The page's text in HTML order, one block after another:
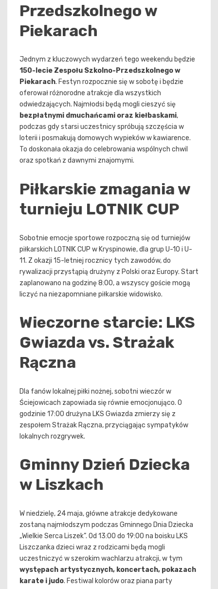
Przedszkolnego w
Piekarach
Jednym z kluczowych wydarzeń tego weekendu będzie
150-lecie Zespołu Szkolno-Przedszkolnego w
Piekarach. Festyn rozpocznie się w sobotę i będzie
oferował różnorodne atrakcje dla wszystkich
odwiedzających. Najmłodsi będą mogli cieszyć się
bezpłatnymi dmuchańcami oraz kiełbaskami,
podczas gdy starsi uczestnicy spróbują szczęścia w
loterii i posmakują domowych wypieków w kawiarence.
To doskonała okazja do celebrowania wspólnych chwil
oraz spotkań z dawnymi znajomymi.
Piłkarskie zmagania w
turnieju LOTNIK CUP
Sobotnie emocje sportowe rozpoczną się od turniejów
piłkarskich LOTNIK CUP w Kryspinowie, dla grup U-10 i U-
11. Z okazji 15-letniej rocznicy tych zawodów, do
rywalizacji przystąpią drużyny z Polski oraz Europy. Start
zaplanowano na godzinę 8:00, a wszyscy goście mogą
liczyć na niezapomniane piłkarskie widowisko.
Wieczorne starcie: LKS
Gwiazda vs. Strażak
Rączna
Dla fanów lokalnej piłki nożnej, sobotni wieczór w
Ściejowicach zapowiada się równie emocjonująco. O
godzinie 17:00 drużyna LKS Gwiazda zmierzy się z
zespołem Strażak Rączna, przyciągając sympatyków
lokalnych rozgrywek.
Gminny Dzień Dziecka
w Liszkach
W niedzielę, 24 maja, główne atrakcje dedykowane
zostaną najmłodszym podczas Gminnego Dnia Dziecka
„Wielkie Serca Liszek”. Od 13:00 do 19:00 na boisku LKS
Liszczanka dzieci wraz z rodzicami będą mogli
uczestniczyć w szerokim wachlarzu atrakcji, w tym
występach artystycznych, koncertach, pokazach
karate i judo. Festiwal kolorów oraz piana party